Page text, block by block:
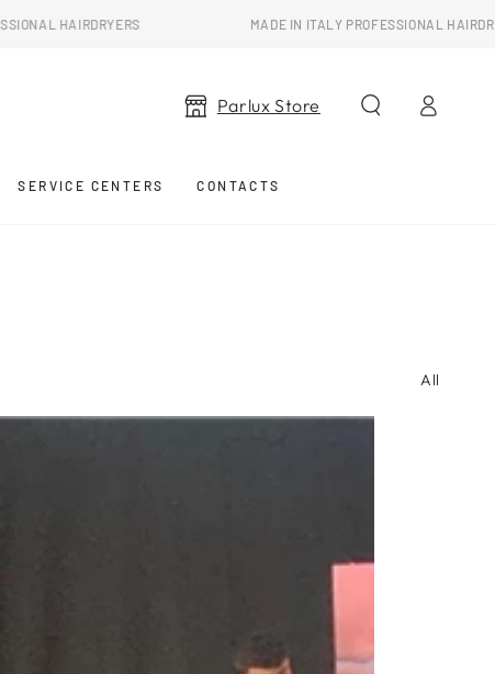
MADE IN ITALY PROFESSIONAL HAIRDRYERS
SERVICE CENTERS CONTACTS
Parlux Store
Log
in
All